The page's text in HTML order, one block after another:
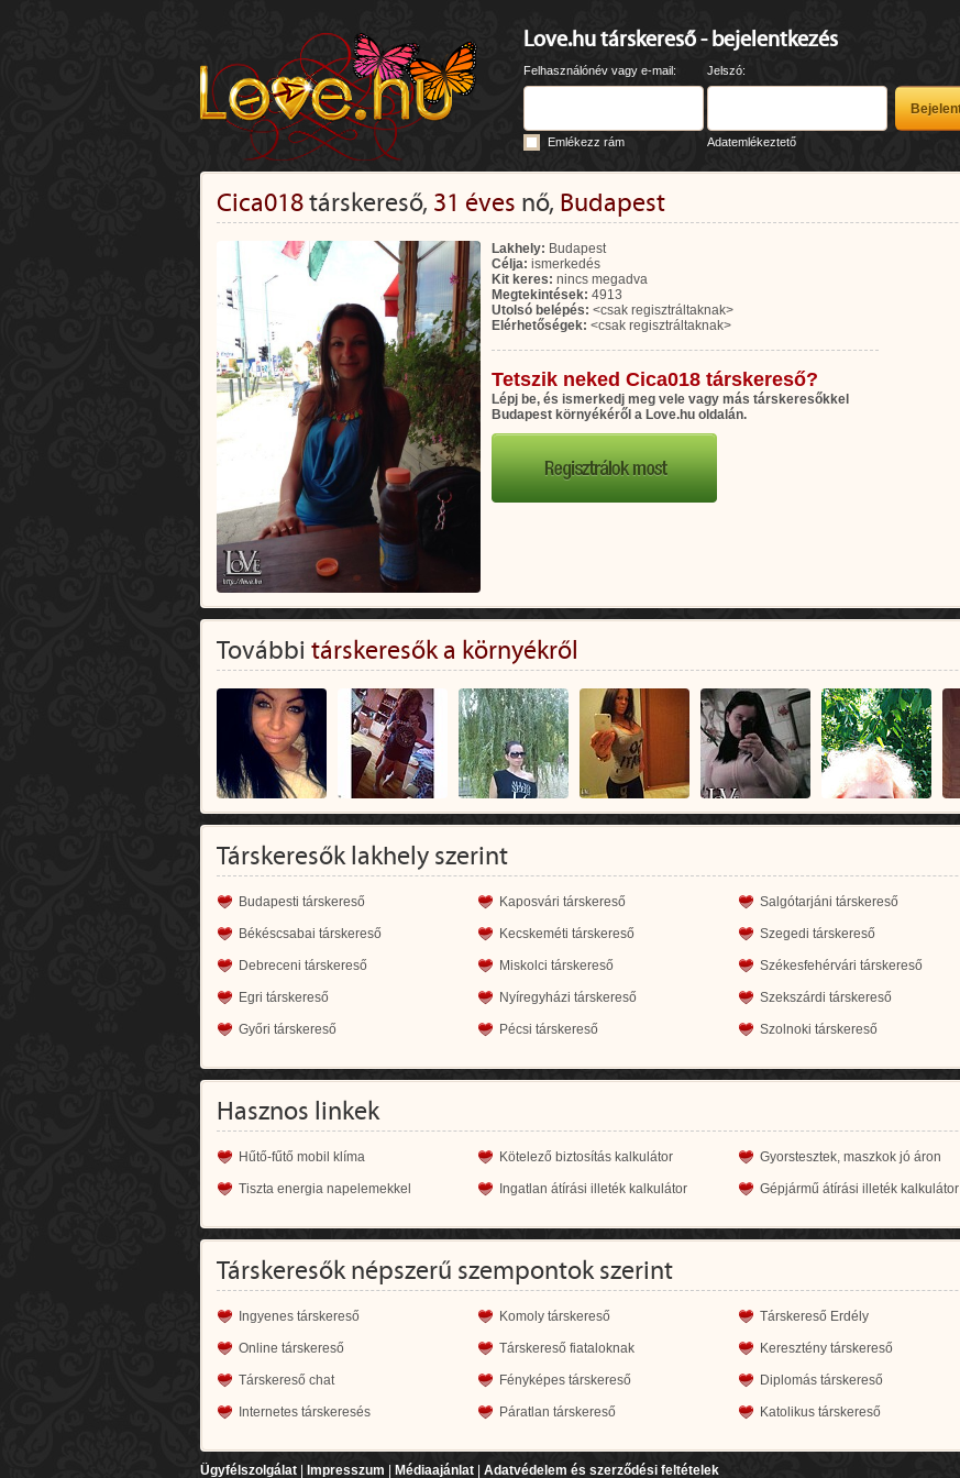
Love.hu társkereső - bejelentkezés
Felhasználónév vagy e-mail: Jelszó:
Emlékezz rám Adatemlékeztető
Cica018társkereső, 31 éves nő, Budapest
Lakhely: Budapest
Célja: ismerkedés
Kit keres: nincs megadva
Megtekintések: 4913
Utolsó belépés: <csak regisztráltaknak>
Elérhetőségek: <csak regisztráltaknak>
Tetszik neked Cica018 társkereső?
Lépj be, és ismerkedj meg vele vagy más társkeresőkkel
Budapest környékéről a Love.hu oldalán.
További társkeresők a környékről
Társkeresők lakhely szerint
Budapesti társkereső Kaposvári társkereső Salgótarjáni társkereső
Békéscsabai társkereső Kecskeméti társkereső Szegedi társkereső
Debreceni társkereső Miskolci társkereső Székesfehérvári társkereső
Egri társkereső Nyíregyházi társkereső Szekszárdi társkereső
Győri társkereső Pécsi társkereső Szolnoki társkereső
Hasznos linkek
Hűtő-fűtő mobil klíma Kötelező biztosítás kalkulátor Gyorstesztek, maszkok jó áron
Tiszta energia napelemekkel Ingatlan átírási illeték kalkulátor Gépjármű átírási illeték kalkulátor
Társkeresők népszerű szempontok szerint
Ingyenes társkereső Komoly társkereső Társkereső Erdély
Online társkereső Társkereső fiataloknak Keresztény társkereső
Társkereső chat Fényképes társkereső Diplomás társkereső
Internetes társkeresés Páratlan társkereső Katolikus társkereső
Ügyfélszolgálat Impresszum Médiaajánlat Adatvédelem és szerződési feltételek